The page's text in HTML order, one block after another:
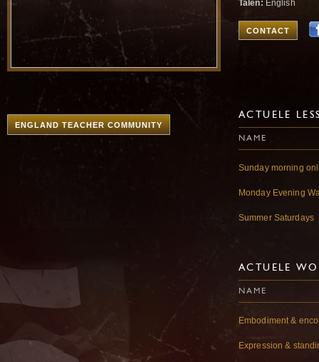
ENGLAND TEACHER COMMUNITY
Talen: English
CONTACT
ACTUELE
NAME
Sunday morning
Monday Evening
Summer Saturdays
ACTUELE
NAME
Embodiment &
Expression &